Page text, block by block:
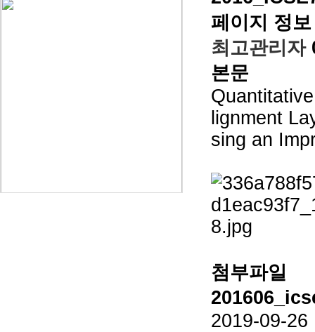
페이지 정보
최고관리자
본문
lignment
sing an
첨부파일
2019-09-26